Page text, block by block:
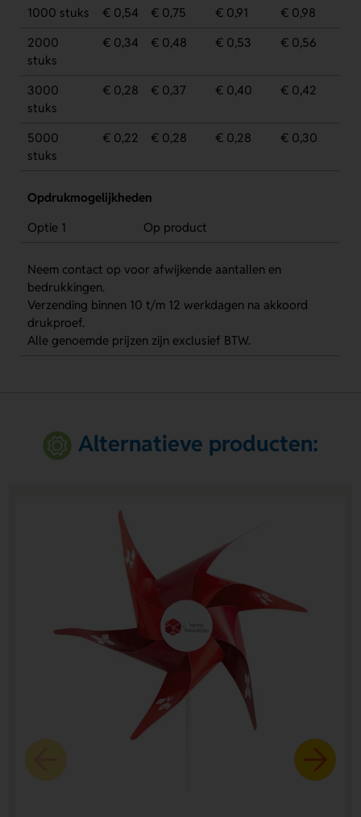
1000 stuks € 0,54 € 0,75 € 0,91
€ 0,98
2000
stuks
€ 0,34 € 0,48 € 0,53 € 0,56
3000
stuks
€ 0,28 € 0,37 € 0,40 € 0,42
5000
stuks
€ 0,22 € 0,28 € 0,28 € 0,30
Opdrukmogelijkheden
Optie 1
Op product
Neem contact op voor afwijkende aantallen en
bedrukkingen.
Verzending binnen 10 t/m 12 werkdagen na akkoord
drukproef.
Alle genoemde prijzen zijn exclusief BTW.
Alternatieve producten: